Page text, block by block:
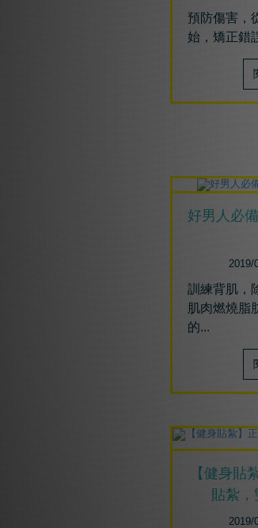
預防傷害，
始，矯正錯
好男人必
2019/
訓練背肌，
肌肉燃燒脂
的...
【健身貼
貼紮，
2019/